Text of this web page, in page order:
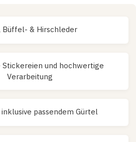
Büffel- & Hirschleder
und hochwertige
Verarbeitung
passendem Gürtel